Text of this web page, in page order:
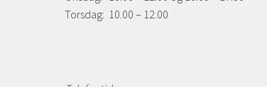
Torsdag: 10.00 – 12.00